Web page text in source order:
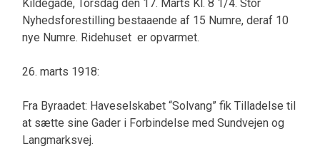
Kildegade, Torsdag den 17. Marts Kl. 8 1/4. Stor
Nyhedsforestilling bestaaende af 15 Numre, deraf 10
nye Numre. Ridehuset er opvarmet.
26. marts 1918:
Fra Byraadet: Haveselskabet “Solvang” fik Tilladelse til
at sætte sine Gader i Forbindelse med Sundvejen og
Langmarksvej.